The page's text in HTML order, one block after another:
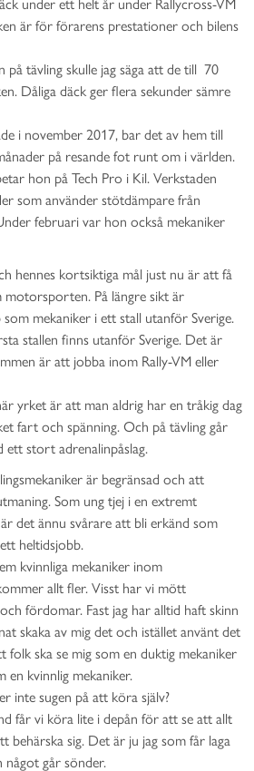
är för förarens prestationer och bilens
på tävling skulle jag säga att de till 70
Dåliga däck ger flera sekunder sämre
i november 2017, bar det av hem till
på resande fot runt om i världen.
hon på Tech Pro i Kil. Verkstaden
som använder stötdämpare från
februari var hon också mekaniker
hennes kortsiktiga mål just nu är att få
motorsporten. På längre sikt är
mekaniker i ett stall utanför Sverige.
stallen finns utanför Sverige. Det är
är att jobba inom Rally-VM eller
yrket är att man aldrig har en tråkig dag
fart och spänning. Och på tävling går
ett stort adrenalinpåslag.
är begränsad och att
Som ung tjej i en extremt
det ännu svårare att bli erkänd som
heltidsjobb.
kvinnliga mekaniker inom
allt fler. Visst har vi mött
fördomar. Fast jag har alltid haft skinn
skaka av mig det och istället använt det
folk ska se mig som en duktig mekaniker
kvinnlig mekaniker.
inte sugen på att köra själv?
får vi köra lite i depån för att se att allt
behärska sig. Det är ju jag som får laga
något går sönder.